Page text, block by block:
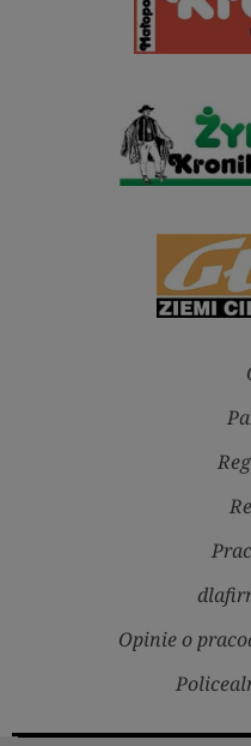
Opinie o